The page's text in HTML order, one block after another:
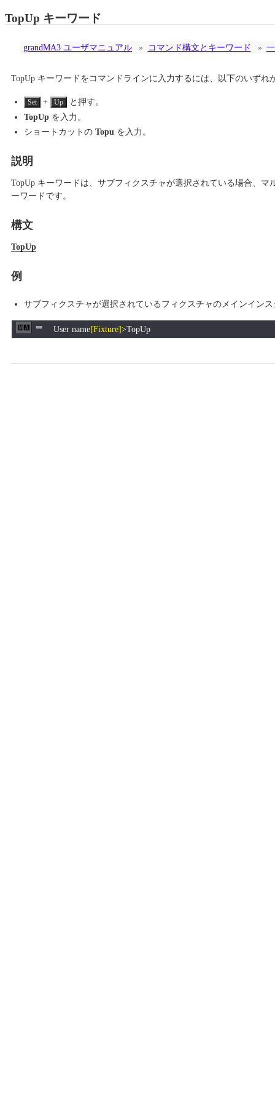
TopUp キーワード
grandMA3 ユーザマニュアル » コマンド構文とキーワード »
TopUp キーワードをコマンドラインに入力するには、以下のいずれ
Set + Up
と押す。
TopUp を入力。
ショートカットの Topu を入力。
説明
TopUp キーワードは、サブフィクスチャが選択されている場合、
ーワードです。
構文
TopUp
例
サブフィクスチャが選択されているフィクスチャのメインイン
User name[Fixture]>TopUp